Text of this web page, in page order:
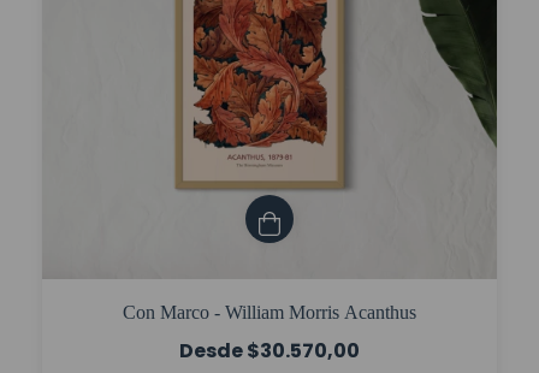
Con Marco - William Morris Acanthus
$30.570,00